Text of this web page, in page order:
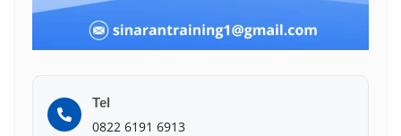
Tel
0822 6191 6913